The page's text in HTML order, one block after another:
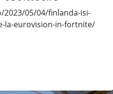
05/04/finlanda-isi-
la-eurovision-in-fortnite/